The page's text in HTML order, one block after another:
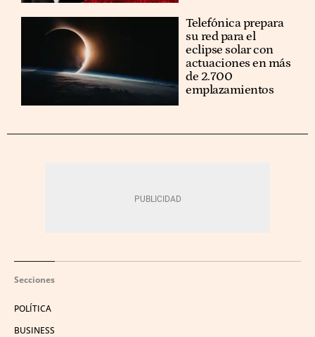
Telefónica prepara
su red para el
eclipse solar con
actuaciones en más
de 2.700
emplazamientos
Secciones
POLÍTICA
BUSINESS